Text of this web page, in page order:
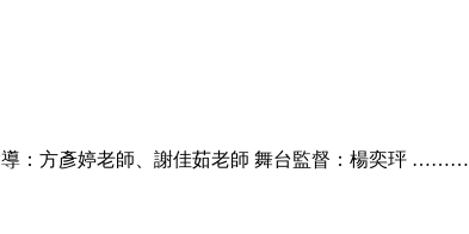
導：方彥婷老師、謝佳茹老師 舞台監督：楊奕玶 ………